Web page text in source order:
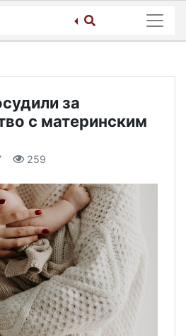
за
с материнским
259